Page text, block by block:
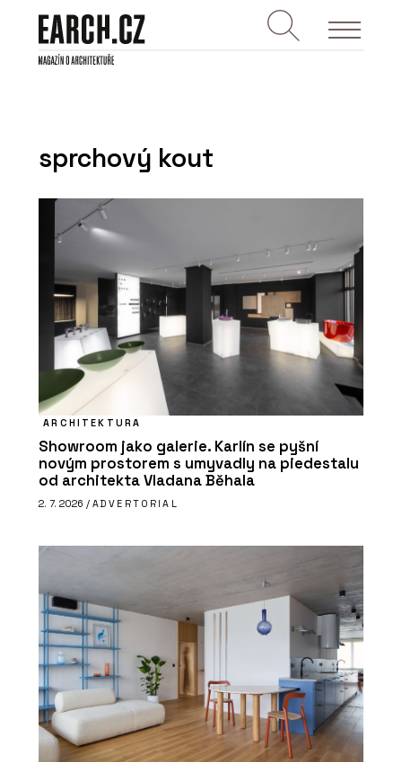
sprchový kout
ARCHITEKTURA
Showroom jako galerie. Karlín se pyšní
novým prostorem s umyvadly na piedestalu
od architekta Vladana Běhala
2. 7. 2026 / ADVERTORIAL